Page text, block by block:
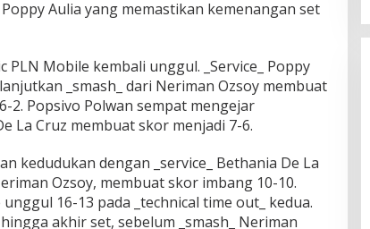
Aulia yang memastikan kemenangan set
PLN Mobile kembali unggul. _Service_ Poppy
_smash_ dari Neriman Ozsoy membuat
2. Popsivo Polwan sempat mengejar
La Cruz membuat skor menjadi 7-6.
kedudukan dengan _service_ Bethania De La
Ozsoy, membuat skor imbang 10-10.
16-13 pada _technical time out_ kedua.
akhir set, sebelum _smash_ Neriman